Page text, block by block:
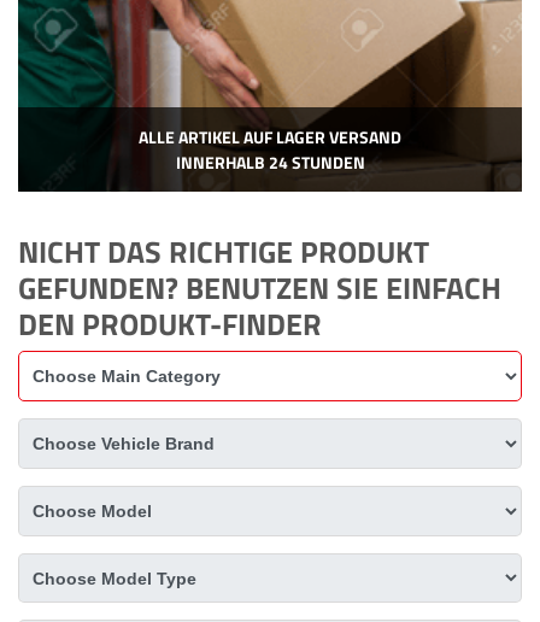
ALLE ARTIKEL AUF LAGER VERSAND
INNERHALB 24 STUNDEN
NICHT DAS RICHTIGE PRODUKT
GEFUNDEN? BENUTZEN SIE EINFACH
DEN PRODUKT-FINDER